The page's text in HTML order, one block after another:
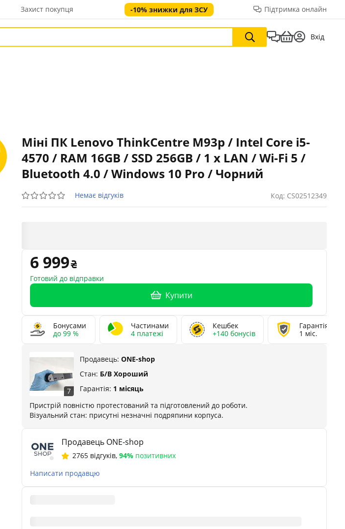
Захист покупця -10% знижки для ЗСУ Підтримка онлайн
Вхід
Міні ПК Lenovo ThinkCentre M93p / Intel Core i5-
4570 / RAM 16GB / SSD 256GB / 1 x LAN / Wi-Fi 5 /
Bluetooth 4.0 / Windows 10 Pro / Чорний
Немає відгуків Код: CS02512349
6 999
Готовий до відправки
Купити
Бонусами
до 99 %
Частинами
4 платежі
Кешбек
+140 бонусів
Гарантія
1 міс.
7
Продавець: ONE-shop
Стан: Б/В Хороший
Гарантія: 1 місяць
Пристрій повністю протестований та підготовлений до роботи.
Візуальний стан: присутні незначні подряпини корпуса.
Продавець ONE-shop
2765 відгуків, 94% позитивних
Написати продавцю